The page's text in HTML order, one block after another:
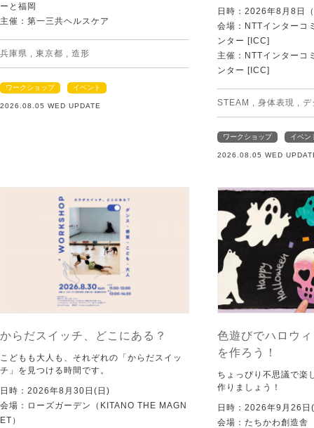
ーと福岡
主催：第一三共ヘルスケア
兵庫県 東京都 造形
ワークショップ イベント
2026.08.05 WED UPDATE
日時：2026年8月8日
会場：NTTインターコ
ンター [ICC]
主催：NTTインターコ
ンター [ICC]
STEAM 身体表現 デ
ワークショップ イベン
2026.08.05 WED
からだスイッチ、どこにある？
こどもも大人も、それぞれの「からだスイッ
チ」を見つける時間です。
日時：2026年8月30日(日)
会場：ローズガーデン（KITANO THE MAGN
ET）
色遊びでハロウ
を作ろう！
ちょっぴり不思議で楽
作りましょう！
日時：2026年9月26日
会場：たちかわ創造舎